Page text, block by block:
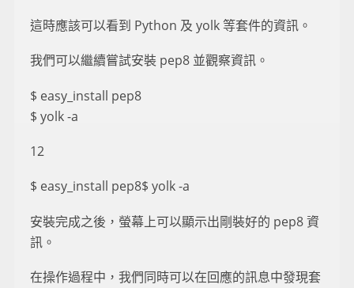
這時應該可以看到 Python 及 yolk 等套件的資訊。
我們可以繼續嘗試安裝 pep8 並觀察資訊。
$ easy_install pep8
$ yolk -a
12
$ easy_install pep8$ yolk -a
安裝完成之後，螢幕上可以顯示出剛裝好的 pep8 資
訊。
在操作過程中，我們同時可以在回應的訊息中發現套